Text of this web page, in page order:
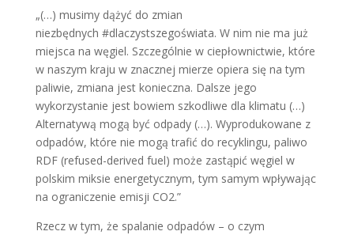
„(…) musimy dążyć do zmian
niezbędnych #dlaczystszegoświata. W nim nie ma już
miejsca na węgiel. Szczególnie w ciepłownictwie, które
w naszym kraju w znacznej mierze opiera się na tym
paliwie, zmiana jest konieczna. Dalsze jego
wykorzystanie jest bowiem szkodliwe dla klimatu (…)
Alternatywą mogą być odpady (…). Wyprodukowane z
odpadów, które nie mogą trafić do recyklingu, paliwo
RDF (refused-derived fuel) może zastąpić węgiel w
polskim miksie energetycznym, tym samym wpływając
na ograniczenie emisji CO2.”
Rzecz w tym, że spalanie odpadów – o czym